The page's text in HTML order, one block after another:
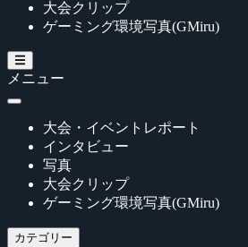
大会クリップ
ゲーミング環境写真(GMiru)
メニュー
大会・イベントレポート
インタビュー
写真
大会クリップ
ゲーミング環境写真(GMiru)
カテゴリー